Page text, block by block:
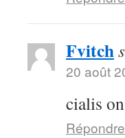
Fvitch
20 août
cialis
Répondre